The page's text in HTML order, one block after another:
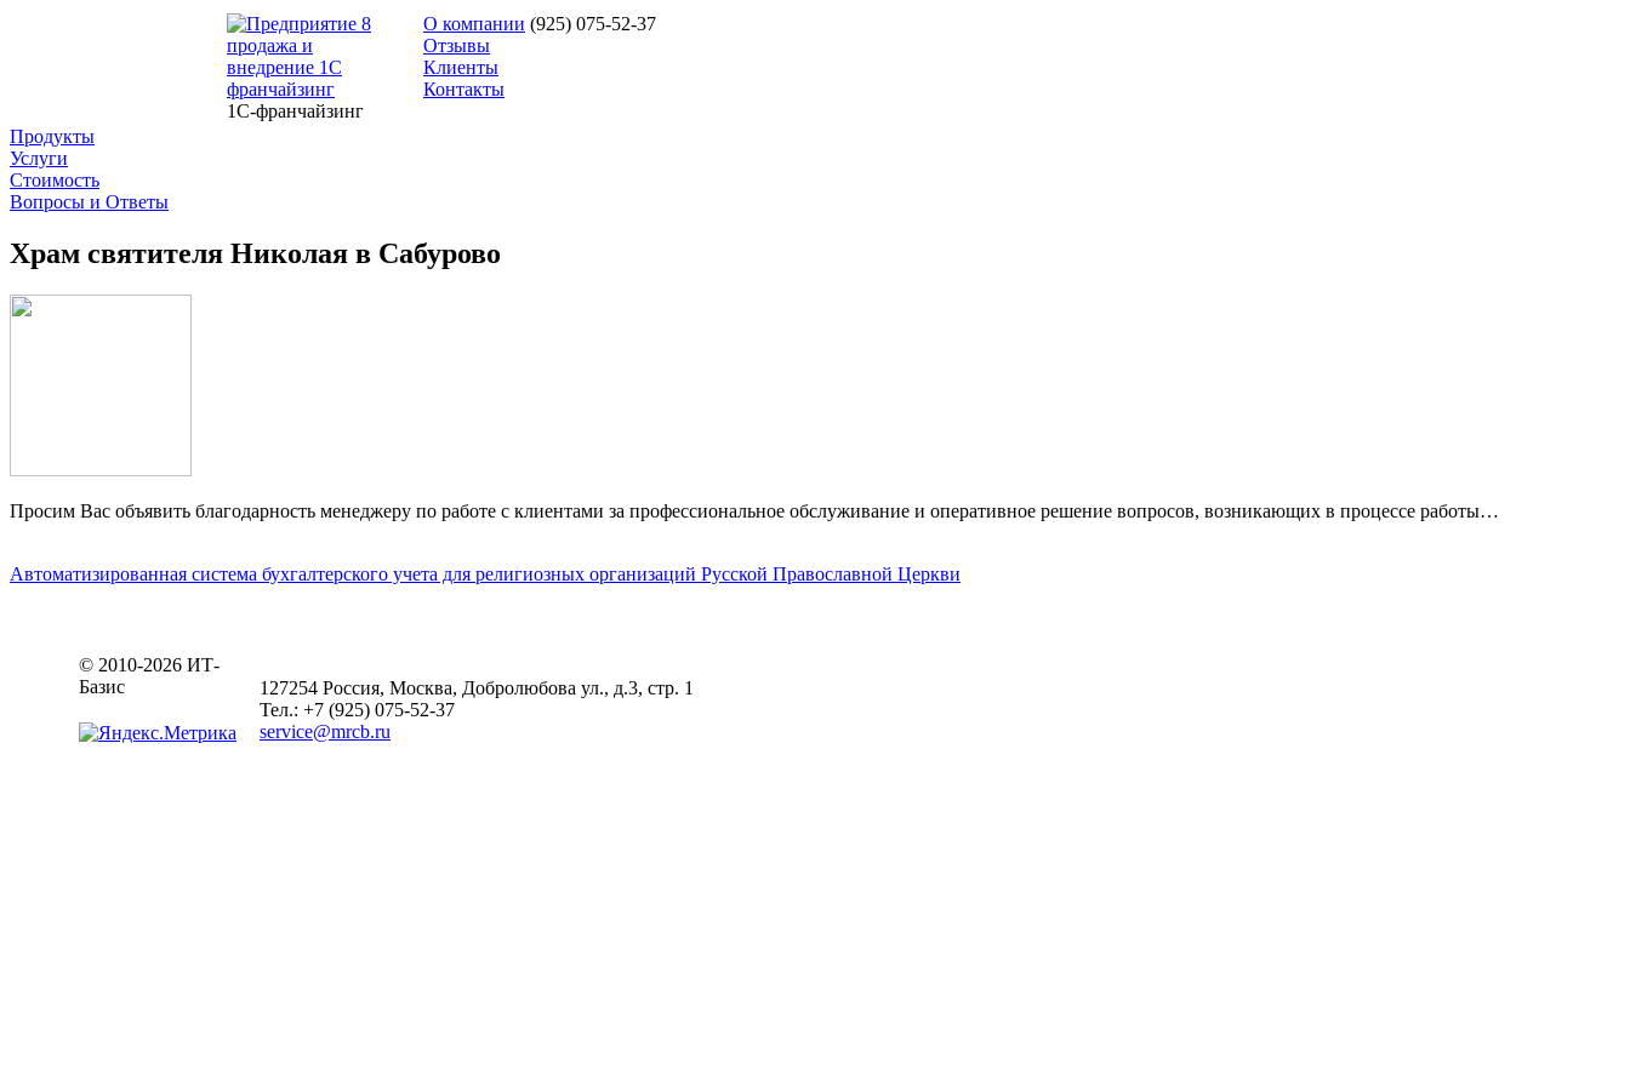
1С-франчайзинг
О компании
Отзывы
Клиенты
Контакты
(925) 075-52-37
Продукты
Услуги
Стоимость
Вопросы и Ответы
Храм святителя Николая в Сабурово
Просим Вас объявить благодарность менеджеру по работе с клиентами за профессиональное обслуживание и оперативное решение вопросов, возникающих в процессе работы…
Автоматизированная система бухгалтерского учета для религиозных организаций Русской Православной Церкви
© 2010-2026 ИТ-
Базис
127254 Россия, Москва, Добролюбова ул., д.3, стр. 1
Тел.: +7 (925) 075-52-37
service@mrcb.ru